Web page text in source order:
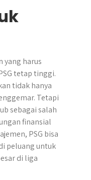
yang harus
tetap tinggi.
tidak hanya
Tetapi
sebagai salah
finansial
PSG bisa
peluang untuk
di liga